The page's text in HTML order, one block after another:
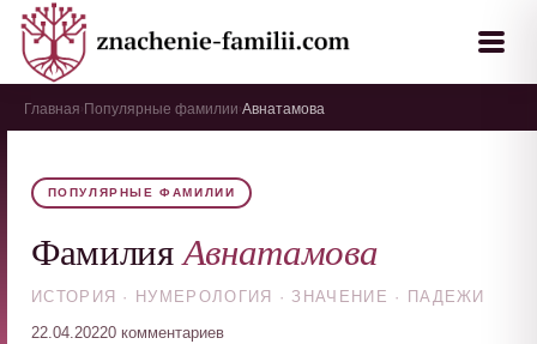
Главная Популярные фамилии Авнатамова
ПОПУЛЯРНЫЕ ФАМИЛИИ
ФамилияАвнатамова
ИСТОРИЯ · НУМЕРОЛОГИЯ · ЗНАЧЕНИЕ · ПАДЕЖИ
22.04.20220 комментариев